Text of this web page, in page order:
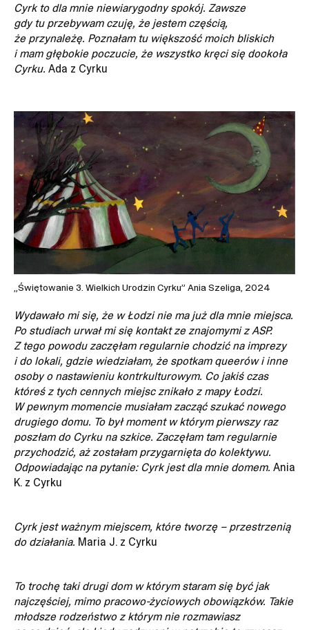
Cyrk to dla mnie niewiarygodny spokój. Zawsze
gdy tu przebywam czuję, że jestem częścią,
że przynależę. Poznałam tu większość moich bliskich
i mam głębokie poczucie, że wszystko kręci się dookoła
Cyrku. Ada z Cyrku
„Świętowanie 3. Wielkich Urodzin Cyrku” Ania Szeliga, 2024
Wydawało mi się, że w Łodzi nie ma już dla mnie miejsca.
Po studiach urwał mi się kontakt ze znajomymi z ASP.
Z tego powodu zaczęłam regularnie chodzić na imprezy
i do lokali, gdzie wiedziałam, że spotkam queerów i inne
osoby o nastawieniu kontrkulturowym. Co jakiś czas
któreś z tych cennych miejsc znikało z mapy Łodzi.
W pewnym momencie musiałam zacząć szukać nowego
drugiego domu. To był moment w którym pierwszy raz
poszłam do Cyrku na szkice. Zaczęłam tam regularnie
przychodzić, aż zostałam przygarnięta do kolektywu.
Odpowiadając na pytanie: Cyrk jest dla mnie domem. Ania
K. z Cyrku
Cyrk jest ważnym miejscem, które tworzę – przestrzenią
do działania. Maria J. z Cyrku
To trochę taki drugi dom w którym staram się być jak
najczęściej, mimo pracowo-życiowych obowiązków. Takie
młodsze rodzeństwo z którym nie rozmawiasz